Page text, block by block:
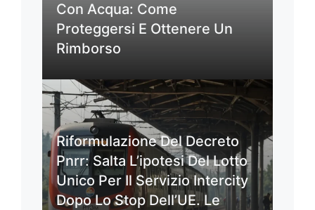
Con Acqua: Come
Proteggersi E Ottenere Un
Rimborso
Riformulazione Del Decreto
Pnrr: Salta L’ipotesi Del Lotto
Unico Per Il Servizio Intercity
Dopo Lo Stop Dell’UE. Le